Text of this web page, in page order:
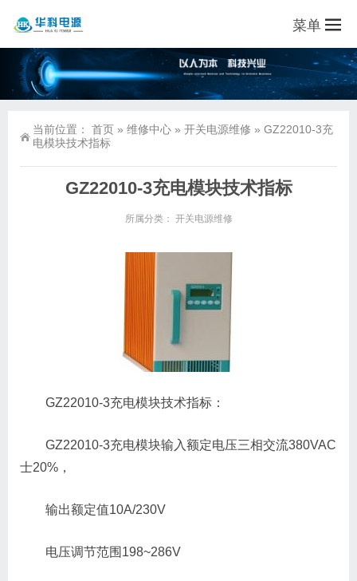
菜单
当前位置： 首页 » 维修中心 » 开关电源维修 » GZ22010-3充
电模块技术指标
GZ22010-3充电模块技术指标
所属分类： 开关电源维修
GZ22010-3充电模块技术指标：
GZ22010-3充电模块输入额定电压三相交流380VAC
士20%，
输出额定值10A/230V
电压调节范围198~286V